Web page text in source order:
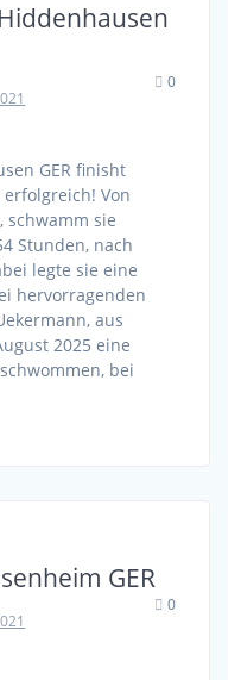
0
GER finisht
Von
schwamm sie
Stunden, nach
legte sie eine
hervorragenden
aus
2025 eine
bei
GER
0